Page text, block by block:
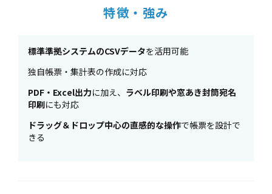
特徴・強み
標準準拠システムのCSVデータを活用可能
独自帳票・集計表の作成に対応
PDF・Excel出力に加え、 ラベル印刷や窓あき封筒宛名
印刷にも対応
ドラッグ＆ドロップ中心の直感的な操作で帳票を設計で
きる